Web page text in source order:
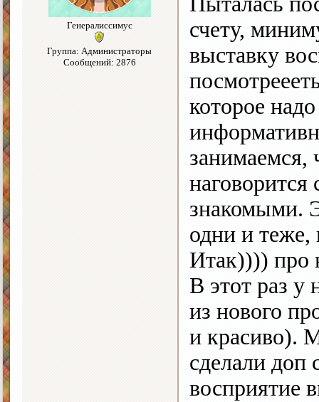
Генералиссимус
Группа: Администраторы
Сообщений: 2876
счету,
выставку
которое
занимаемся,
знакомыми.
одни и теже,
Итак)))) про
В этот раз у
из нового
и красиво).
сделали доп
восприятие